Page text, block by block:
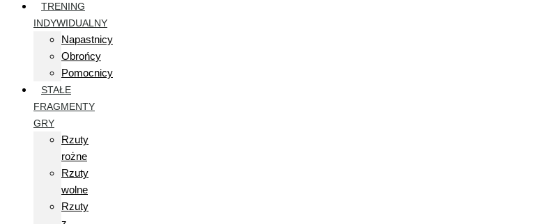
TRENING
INDYWIDUALNY
Napastnicy
Obrońcy
Pomocnicy
STAŁE
FRAGMENTY
GRY
Rzuty
rożne
Rzuty
wolne
Rzuty